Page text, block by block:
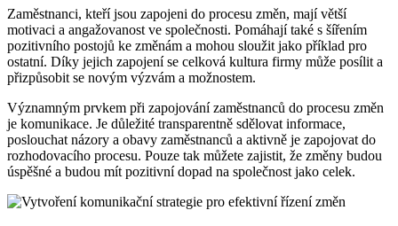
Zaměstnanci, kteří jsou zapojeni do procesu změn, mají větší
motivaci a angažovanost ve společnosti. Pomáhají také s šířením
pozitivního postojů ke změnám a mohou sloužit jako příklad pro
ostatní. Díky jejich zapojení se celková kultura firmy může posílit a
přizpůsobit se novým výzvám a možnostem.
Významným prvkem při zapojování zaměstnanců do procesu změn
je komunikace. Je důležité transparentně sdělovat informace,
poslouchat názory a obavy zaměstnanců a aktivně je zapojovat do
rozhodovacího procesu. Pouze tak můžete zajistit, že změny budou
úspěšné a budou mít pozitivní dopad na společnost jako celek.